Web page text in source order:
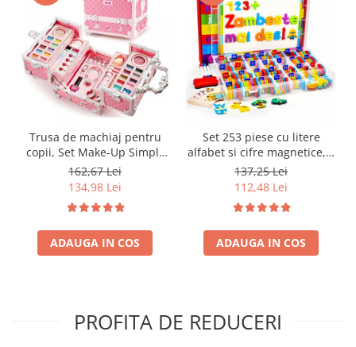
Trusa de machiaj pentru
copii, Set Make-Up Simply
Joy, cu 47 de elemente
pentru make-up, rujuri,
farduri, oja, Design inedit,
geanta cu maner pentru
transport, pentru fetite de
3,4,5,6,7,8,9 ani
162,67 Lei
134,98 Lei
ADAUGA IN COS
Set 253 piese cu litere
alfabet si cifre magnetice, 1
tabla magnetica cu doua
fete si cutie de depozitare,
jucarii educative pentru
copii de 3,4,5,6,7 ani
137,25 Lei
112,48 Lei
ADAUGA IN COS
PROFITA DE REDUCERI